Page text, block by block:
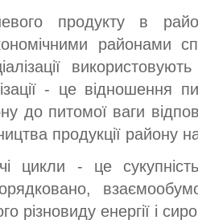
продукту в
районами
- це відношення
до питомої ваги
продукції
цикли - це
різновиду енергії і